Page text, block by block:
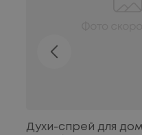
Духи-спрей для